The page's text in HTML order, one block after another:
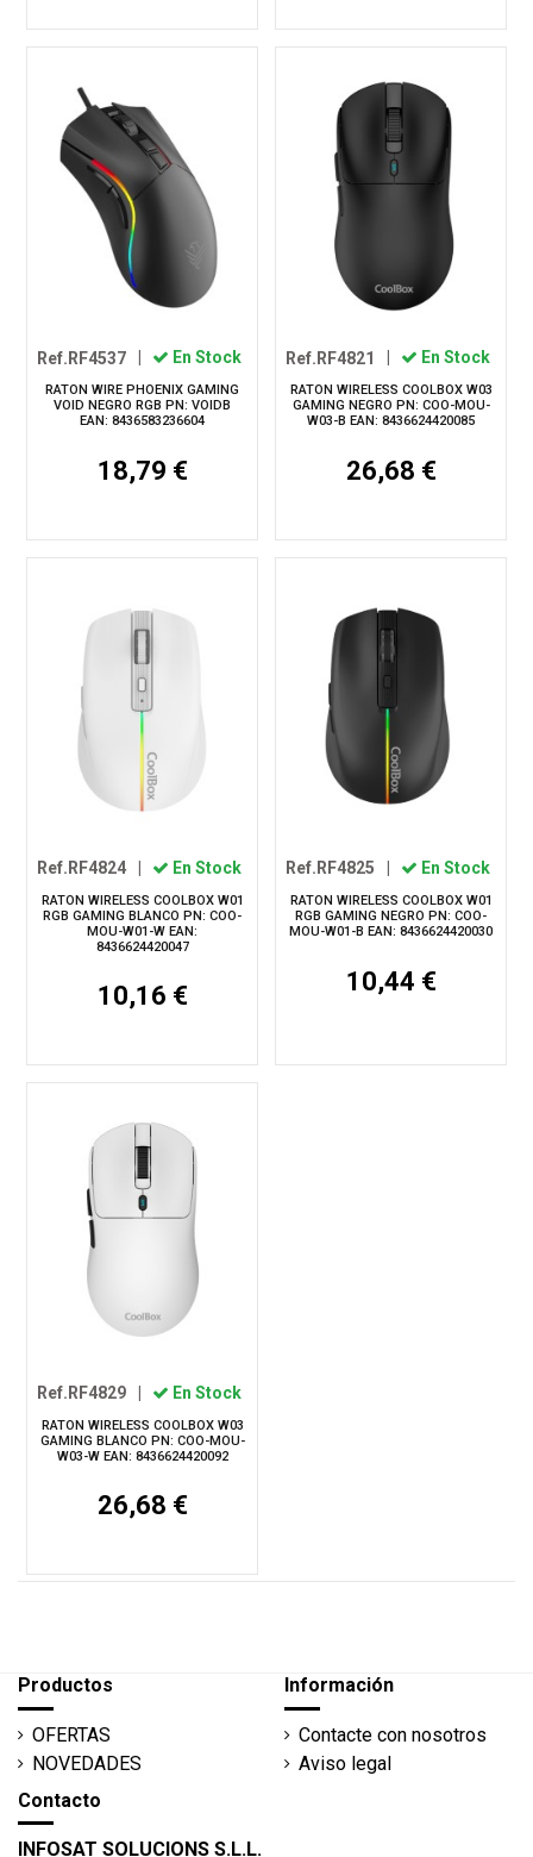
Ref.RF4537 En Stock
RATON WIRE PHOENIX GAMING
VOID NEGRO RGB PN: VOIDB
EAN: 8436583236604
18,79 €
Ref.RF4821 En Stock
RATON WIRELESS COOLBOX W03
GAMING NEGRO PN: COO-MOU-
W03-B EAN: 8436624420085
26,68 €
Ref.RF4824 En Stock
RATON WIRELESS COOLBOX W01
RGB GAMING BLANCO PN: COO-
MOU-W01-W EAN:
8436624420047
10,16 €
Ref.RF4825 En Stock
RATON WIRELESS COOLBOX W01
RGB GAMING NEGRO PN: COO-
MOU-W01-B EAN: 8436624420030
10,44 €
Ref.RF4829 En Stock
RATON WIRELESS COOLBOX W03
GAMING BLANCO PN: COO-MOU-
W03-W EAN: 8436624420092
26,68 €
Productos
OFERTAS
NOVEDADES
Información
Contacte con nosotros
Aviso legal
Contacto
INFOSAT SOLUCIONS S.L.L.